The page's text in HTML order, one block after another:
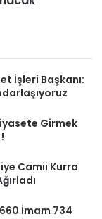
İşleri Başkanı:
Girmek
Camii Kurra
İmam 734